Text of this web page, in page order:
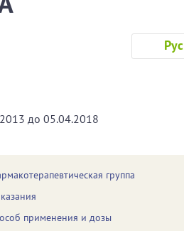
Рус
до 05.04.2018
группа
применения и дозы